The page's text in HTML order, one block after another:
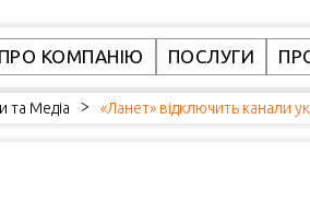
ПРО КОМПАНІЮ ПОСЛУГИ
та Медіа > «Ланет» відключить канали